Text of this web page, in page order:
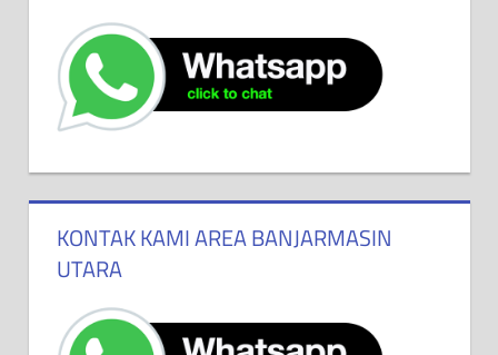
KONTAK KAMI AREA BANJARMASIN
UTARA